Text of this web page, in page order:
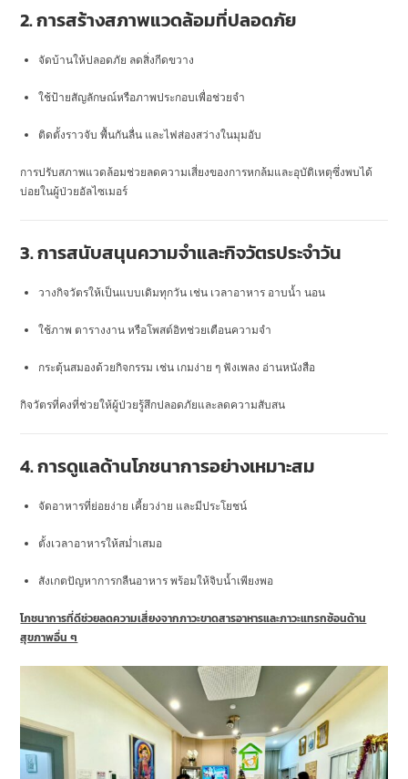
2. การสร้างสภาพแวดล้อมที่ปลอดภัย
จัดบ้านให้ปลอดภัย ลดสิ่งกีดขวาง
ใช้ป้ายสัญลักษณ์หรือภาพประกอบเพื่อช่วยจำ
ติดตั้งราวจับ พื้นกันลื่น และไฟส่องสว่างในมุมอับ
การปรับสภาพแวดล้อมช่วยลดความเสี่ยงของการหกล้มและอุบัติเหตุซึ่งพบได้
บ่อยในผู้ป่วยอัลไซเมอร์
3. การสนับสนุนความจำและกิจวัตรประจำวัน
วางกิจวัตรให้เป็นแบบเดิมทุกวัน เช่น เวลาอาหาร อาบน้ำ นอน
ใช้ภาพ ตารางงาน หรือโพสต์อิทช่วยเตือนความจำ
กระตุ้นสมองด้วยกิจกรรม เช่น เกมง่าย ๆ ฟังเพลง อ่านหนังสือ
กิจวัตรที่คงที่ช่วยให้ผู้ป่วยรู้สึกปลอดภัยและลดความสับสน
4. การดูแลด้านโภชนาการอย่างเหมาะสม
จัดอาหารที่ย่อยง่าย เคี้ยวง่าย และมีประโยชน์
ตั้งเวลาอาหารให้สม่ำเสมอ
สังเกตปัญหาการกลืนอาหาร พร้อมให้จิบน้ำเพียงพอ
โภชนาการที่ดีช่วยลดความเสี่ยงจากภาวะขาดสารอาหารและภาวะแทรกซ้อนด้าน
สุขภาพอื่น ๆ